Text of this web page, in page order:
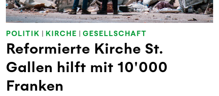
POLITIK | KIRCHE | GESELLSCHAFT
Reformierte Kirche St.
Gallen hilft mit 10'000
Franken